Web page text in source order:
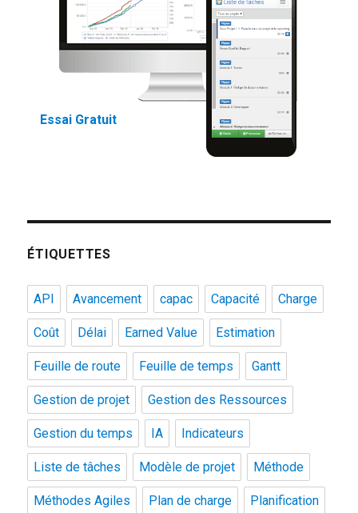
Essai Gratuit
ÉTIQUETTES
API Avancement capac Capacité Charge
Coût Délai Earned Value Estimation
Feuille de route Feuille de temps Gantt
Gestion de projet Gestion des Ressources
Gestion du temps IA Indicateurs
Liste de tâches Modèle de projet Méthode
Méthodes Agiles Plan de charge Planification